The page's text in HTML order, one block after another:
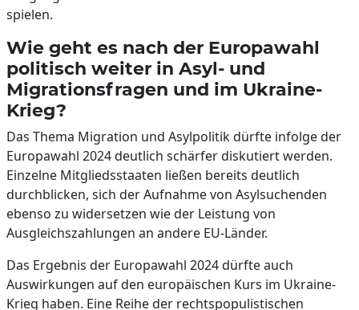
spielen.
Wie geht es nach der Europawahl
politisch weiter in Asyl- und
Migrationsfragen und im Ukraine-
Krieg?
Das Thema Migration und Asylpolitik dürfte infolge der
Europawahl 2024 deutlich schärfer diskutiert werden.
Einzelne Mitgliedsstaaten ließen bereits deutlich
durchblicken, sich der Aufnahme von Asylsuchenden
ebenso zu widersetzen wie der Leistung von
Ausgleichszahlungen an andere EU-Länder.
Das Ergebnis der Europawahl 2024 dürfte auch
Auswirkungen auf den europäischen Kurs im Ukraine-
Krieg haben. Eine Reihe der rechtspopulistischen